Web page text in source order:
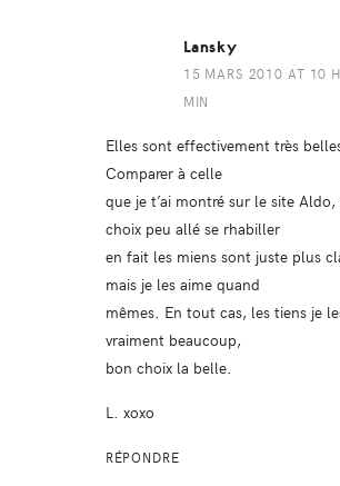
Lansky
15 MARS 2010 AT 10
MIN
Elles sont effectivement très
Comparer à celle
que je t’ai montré sur le site
choix peu allé se rhabiller
en fait les miens sont juste plus
mais je les aime quand
mêmes. En tout cas, les tiens je
vraiment beaucoup,
bon choix la belle.
L. xoxo
RÉPONDRE